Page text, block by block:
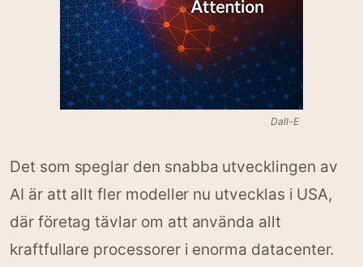
Dall-E
Det som speglar den snabba utvecklingen av
AI är att allt fler modeller nu utvecklas i USA,
där företag tävlar om att använda allt
kraftfullare processorer i enorma datacenter.